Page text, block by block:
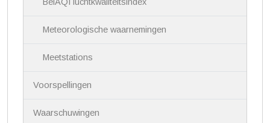
BelAQI luchtkwaliteitsindex
Meteorologische waarnemingen
Meetstations
Voorspellingen
Waarschuwingen